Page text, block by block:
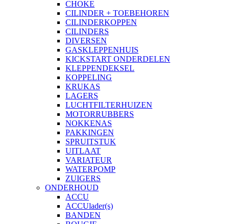
CHOKE
CILINDER + TOEBEHOREN
CILINDERKOPPEN
CILINDERS
DIVERSEN
GASKLEPPENHUIS
KICKSTART ONDERDELEN
KLEPPENDEKSEL
KOPPELING
KRUKAS
LAGERS
LUCHTFILTERHUIZEN
MOTORRUBBERS
NOKKENAS
PAKKINGEN
SPRUITSTUK
UITLAAT
VARIATEUR
WATERPOMP
ZUIGERS
ONDERHOUD
ACCU
ACCUlader(s)
BANDEN